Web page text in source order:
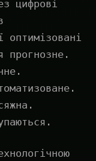
цифрові
оптимізовані
прогнозне.